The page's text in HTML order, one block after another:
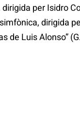
dirigida per Isidro
dirigida
de Luis Alonso”